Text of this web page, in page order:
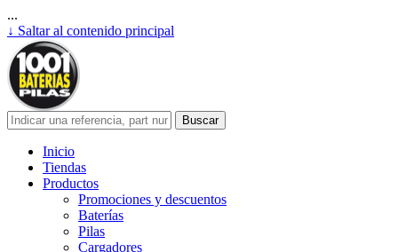
...
↓ Saltar al contenido principal
Inicio
Tiendas
Productos
Promociones y descuentos
Baterías
Pilas
Cargadores